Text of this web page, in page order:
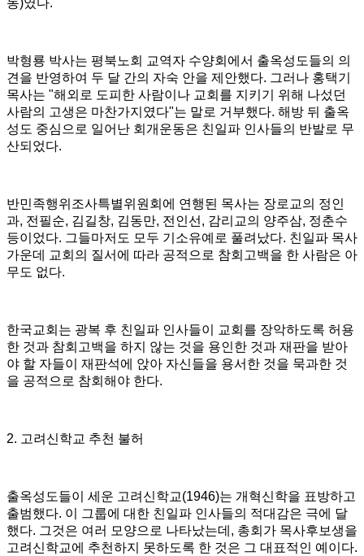
동)였다.
박형룡 박사는 평북노회 교역자 수양회에서 출옥성도들의 의
견을 반영하여 두 달 간의 자숙 안을 제안했다. 그러나 홍택기
목사는 "해외로 도피한 사람이나 교회를 지키기 위해 나섰던
사람의 고생은 마찬가지였다"는 말로 거부했다. 해방 뒤 출옥
성도 중심으로 일어난 회개운동은 친일파 인사들의 반발로 무
산되었다.
반민족행위조사특별위원회에 연행된 목사는 장로교의 정인
과, 전필순, 김길창, 김동만, 전인선, 감리교의 양주삼, 정춘수
등이었다. 그들마저도 모두 기소유예로 풀려났다. 친일파 목사
가운데 교회의 질서에 따라 공적으로 참회고백을 한 사람은 아
무도 없다.
한국교회는 광복 후 친일파 인사들이 교회를 장악하도록 허용
한 것과 참회고백을 하지 않는 것을 용인한 것과 재판을 받아
야 할 자들이 재판석에 앉아 자신들을 용서한 것을 묵과한 것
을 공적으로 참회해야 한다.
2. 고려신학교 추천 불허
출옥성도들이 세운 고려신학교(1946)는 개혁신학을 표방하고
출범했다. 이 그룹에 대한 친일파 인사들의 적대감은 극에 달
했다. 그것은 여러 모양으로 나타났는데 , 총회가 목사후보생을
고려신학교에 추천하지 못하도록 한 것은 그 대표적인 예이다.